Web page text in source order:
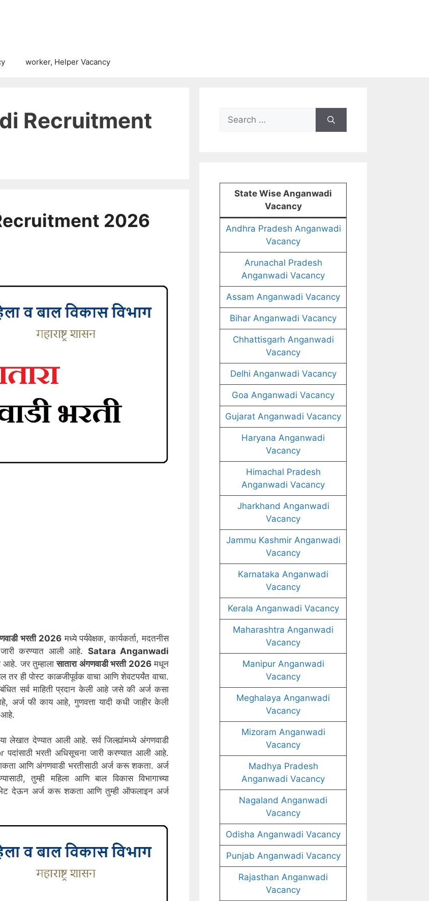
worker, Helper Vacancy
Recruitment
2026
भरती 2026मध्ये पर्यवेक्षक, कार्यकर्ता, मदतनीस
करण्यात आली आहे. Satara Anganwadi
आहे. जर तुम्हालासातारा अंगणवाडी भरती 2026मधून
ही पोस्ट काळजीपूर्वक वाचा आणि शेवटपर्यंत वाचा.
सर्व माहिती प्रदान केली आहे जसे की अर्ज कसा
अर्ज फी काय आहे, गुणवत्ता यादी कधी जाहीर केली
आहे.
लेखात देण्यात आली आहे. सर्व जिल्ह्यांमध्ये अंगणवाडी
भरती अधिसूचना जारी करण्यात आली आहे.
आणि अंगणवाडी भरतीसाठी अर्ज करू शकता. अर्ज
तुम्ही महिला आणि बाल विकास विभागाच्या
भेट देऊन अर्ज करू शकता आणि तुम्ही ऑफलाइन अर्ज
Search
for:
State Wise Anganwadi
Vacancy
Andhra Pradesh Anganwadi
Vacancy
Arunachal Pradesh
Anganwadi Vacancy
Assam Anganwadi Vacancy
Bihar Anganwadi Vacancy
Chhattisgarh Anganwadi
Vacancy
Delhi Anganwadi Vacancy
Goa Anganwadi Vacancy
Gujarat Anganwadi Vacancy
Haryana Anganwadi
Vacancy
Himachal Pradesh
Anganwadi Vacancy
Jharkhand Anganwadi
Vacancy
Jammu Kashmir Anganwadi
Vacancy
Karnataka Anganwadi
Vacancy
Kerala Anganwadi Vacancy
Maharashtra Anganwadi
Vacancy
Manipur Anganwadi
Vacancy
Meghalaya Anganwadi
Vacancy
Mizoram Anganwadi
Vacancy
Madhya Pradesh
Anganwadi Vacancy
Nagaland Anganwadi
Vacancy
Odisha Anganwadi Vacancy
Punjab Anganwadi Vacancy
Rajasthan Anganwadi
Vacancy